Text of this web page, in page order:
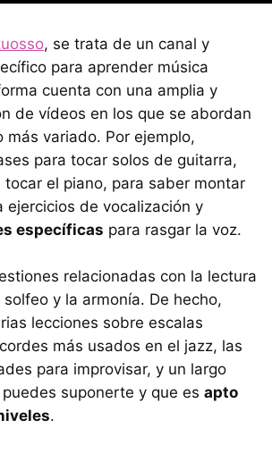
, se trata de un canal y
para aprender música
cuenta con una amplia y
de vídeos en los que se abordan
más variado. Por ejemplo,
para tocar solos de guitarra,
tocar el piano, para saber montar
ejercicios de vocalización y
específicas para rasgar la voz.
relacionadas con la lectura
y la armonía. De hecho,
lecciones sobre escalas
más usados en el jazz, las
para improvisar, y un largo
suponerte y que es apto
.